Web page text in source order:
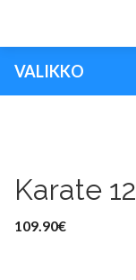
VALIKKO
Karate
109.90€